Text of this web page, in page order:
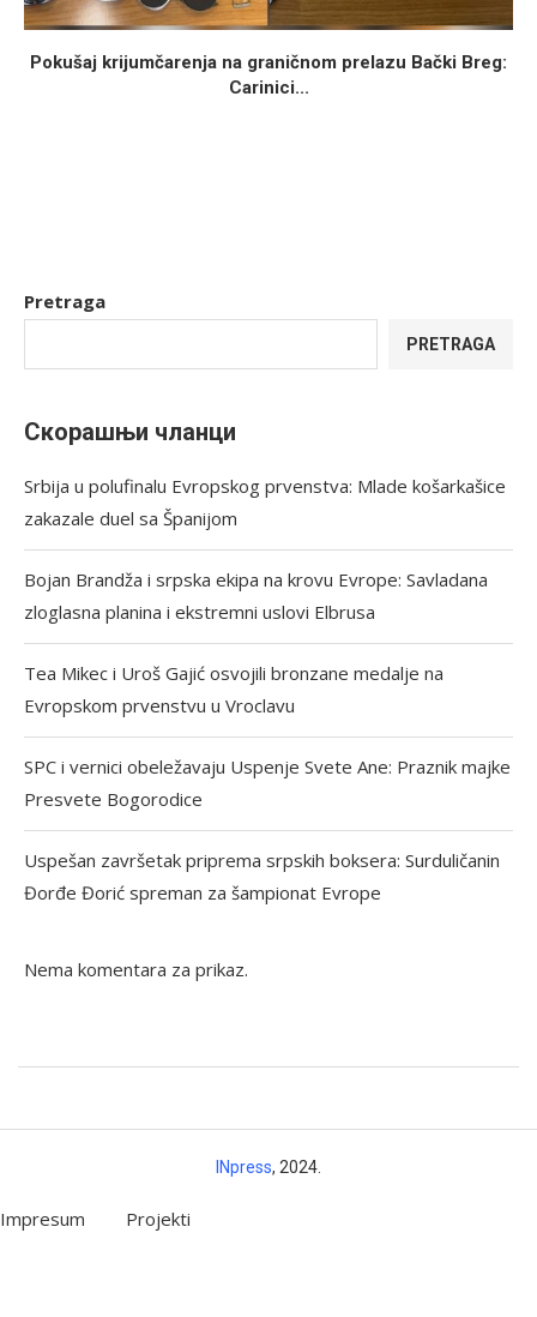
Pokušaj krijumčarenja na graničnom prelazu Bački Breg:
Carinici...
Pretraga
PRETRAGA
Скорашњи чланци
Srbija u polufinalu Evropskog prvenstva: Mlade košarkašice
zakazale duel sa Španijom
Bojan Brandža i srpska ekipa na krovu Evrope: Savladana
zloglasna planina i ekstremni uslovi Elbrusa
Tea Mikec i Uroš Gajić osvojili bronzane medalje na
Evropskom prvenstvu u Vroclavu
SPC i vernici obeležavaju Uspenje Svete Ane: Praznik majke
Presvete Bogorodice
Uspešan završetak priprema srpskih boksera: Surduličanin
Đorđe Đorić spreman za šampionat Evrope
Nema komentara za prikaz.
INpress, 2024.
Impresum Projekti